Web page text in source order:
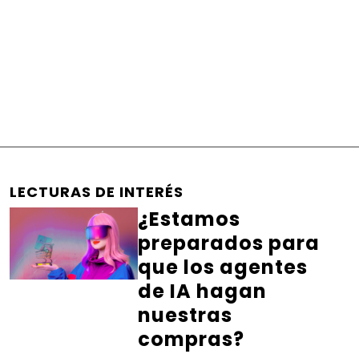
LECTURAS DE INTERÉS
¿Estamos
preparados para
que los agentes
de IA hagan
nuestras
compras?